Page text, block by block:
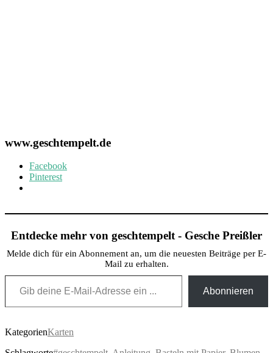
www.geschtempelt.de
Facebook
Pinterest
Entdecke mehr von geschtempelt - Gesche Preißler
Melde dich für ein Abonnement an, um die neuesten Beiträge per E-
Mail zu erhalten.
Gib deine E-Mail-Adresse ein ...
Abonnieren
KategorienKarten